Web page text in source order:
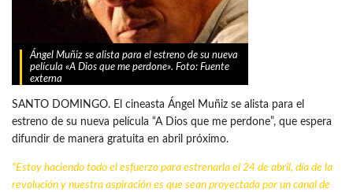
Ángel Muñiz se alista para el estreno de su nueva
película «A Dios que me perdone». Foto: Fuente
externa
SANTO DOMINGO. El cineasta Ángel Muñiz se alista para el
estreno de su nueva película “A Dios que me perdone”, que espera
difundir de manera gratuita en abril próximo.
“Estoy haciendo todo el esfuerzo para estrenarla el 24 de abril, día de la
revolución y nuestra aspiración es que sean proyectada por un canal de